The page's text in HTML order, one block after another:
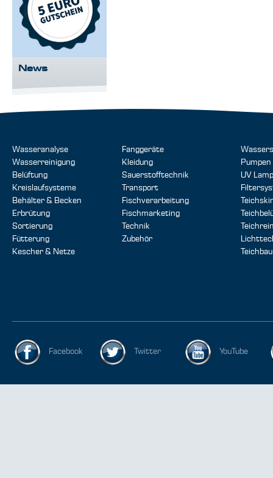
News
Wasseranalyse
Wasserreinigung
Belüftung
Kreislaufsysteme
Behälter & Becken
Erbrütung
Sortierung
Fütterung
Kescher & Netze
Fanggeräte
Kleidung
Sauerstofftechnik
Transport
Fischverarbeitung
Fischmarketing
Technik
Zubehör
Pumpen
UV
Teichbau
Facebook Twitter YouTube